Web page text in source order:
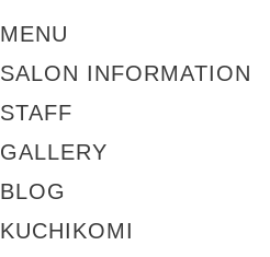
MENU
SALON INFORMATION
STAFF
GALLERY
BLOG
KUCHIKOMI